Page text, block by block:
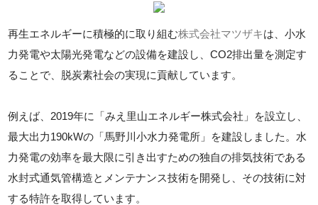
再生エネルギーに積極的に取り組む株式会社マツザキは、小水
力発電や太陽光発電などの設備を建設し、CO2排出量を測定す
ることで、脱炭素社会の実現に貢献しています。
例えば、2019年に「みえ里山エネルギー株式会社」を設立し、
最大出力190kWの「馬野川小水力発電所」を建設しました。水
力発電の効率を最大限に引き出すための独自の排気技術である
水封式通気管構造とメンテナンス技術を開発し、その技術に対
する特許を取得しています。